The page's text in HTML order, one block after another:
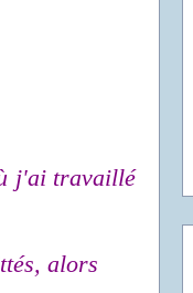
j'ai travaillé
alors